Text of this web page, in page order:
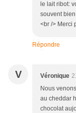
le lait ribot:
souvent
<br /> Merci
Répondre
V Véronique
Nous
au cheddar
chocolat